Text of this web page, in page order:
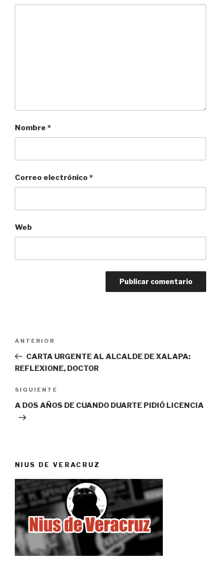
Nombre *
Correo electrónico *
Web
entradas
Entrada
anterior:
ANTERIOR
CARTA URGENTE AL ALCALDE DE XALAPA:
REFLEXIONE, DOCTOR
Siguiente
entrada
SIGUIENTE
A DOS AÑOS DE CUANDO DUARTE PIDIÓ LICENCIA
NIUS DE VERACRUZ